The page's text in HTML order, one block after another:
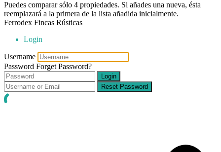
Puedes comparar sólo 4 propiedades. Si añades una nueva, ésta
reemplazará a la primera de la lista añadida inicialmente.
Ferrodex Fincas Rústicas
Login
Username
Password Forget Password?
Login
Reset Password